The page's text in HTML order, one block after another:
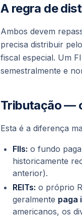
A regra de
Ambos devem
precisa distribuir
fiscal especial. Um
semestralmente e
Tributação —
Esta é a diferença
FIIs: o fundo
historicamente
anterior).
REITs: o próprio
geralmente paga
americanos, os